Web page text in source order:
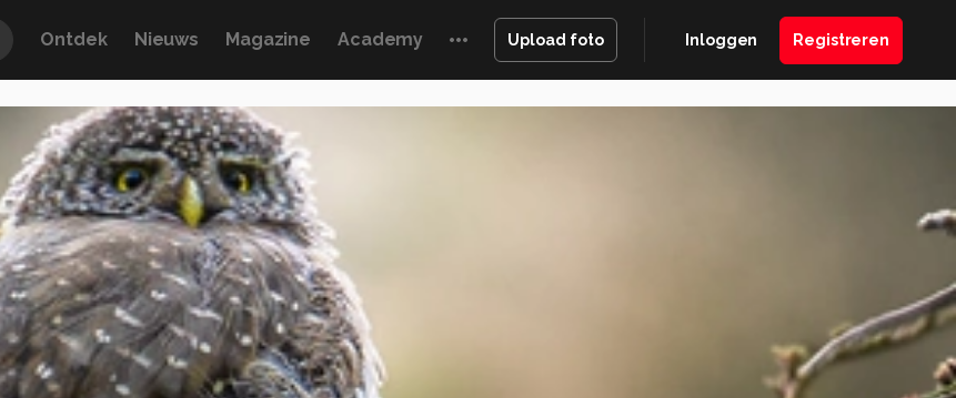
Ontdek Nieuws Magazine Academy Upload foto Inloggen Registreren